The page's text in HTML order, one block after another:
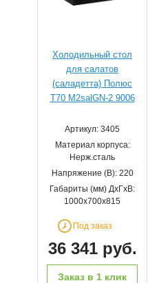
Холодильный стол
для салатов
(саладетта) Полюс
T70 M2salGN-2 9006
Артикул: 3405
Материал корпуса:
Нерж.сталь
Напряжение (В): 220
Габариты (мм) ДхГхВ:
1000х700х815
Под заказ
36 341 руб.
Заказ в 1 клик